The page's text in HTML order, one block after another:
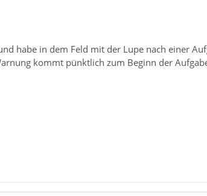
habe in dem Feld mit der Lupe nach einer
kommt pünktlich zum Beginn der